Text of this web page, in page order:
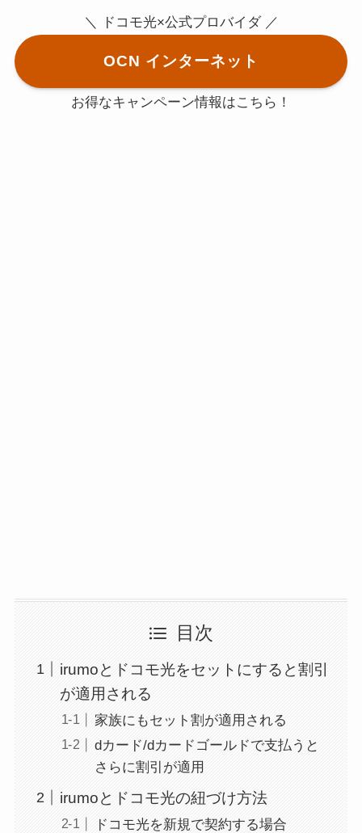
＼ ドコモ光×公式プロバイダ ／
OCN インターネット
お得なキャンペーン情報はこちら！
目次
irumoとドコモ光をセットにすると割引
が適用される
家族にもセット割が適用される
dカード/dカードゴールドで支払うと
さらに割引が適用
irumoとドコモ光の紐づけ方法
ドコモ光を新規で契約する場合